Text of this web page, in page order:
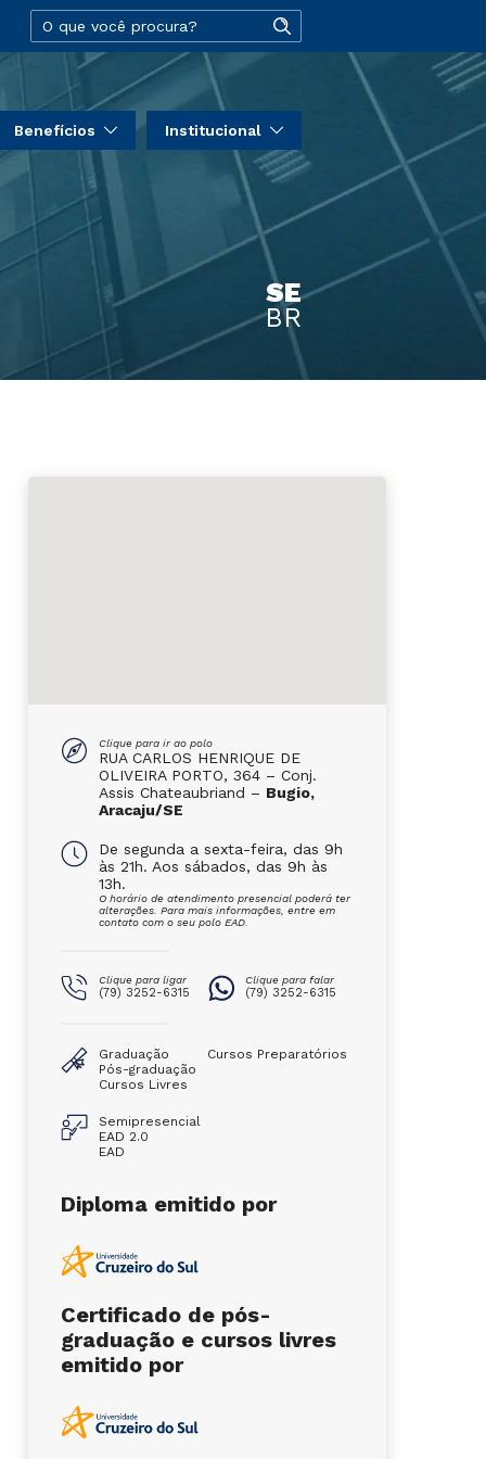
Benefícios Institucional
SE
BR
Clique para ir ao polo
RUA CARLOS HENRIQUE DE
OLIVEIRA PORTO, 364 – Conj.
Assis Chateaubriand – Bugio,
Aracaju/SE
De segunda a sexta-feira, das 9h
às 21h. Aos sábados, das 9h às
13h.
O horário de atendimento presencial poderá ter
alterações. Para mais informações, entre em
contato com o seu polo EAD.
Clique para ligar
(79) 3252-6315
Clique para falar
(79) 3252-6315
Graduação
Pós-graduação
Cursos Livres
Cursos Preparatórios
Semipresencial
EAD 2.0
EAD
Diploma emitido por
Certificado de pós-
graduação e cursos livres
emitido por